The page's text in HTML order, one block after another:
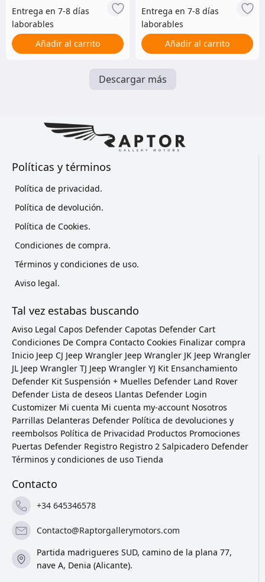
Añadir al carrito Añadir al carrito
Descargar más
Políticas y términos
Política de privacidad.
Política de devolución.
Política de Cookies.
Condiciones de compra.
Términos y condiciones de uso.
Aviso legal.
Tal vez estabas buscando
Aviso Legal Capos Defender Capotas Defender Cart
Condiciones De Compra Contacto Cookies Finalizar compra
Inicio Jeep CJ Jeep Wrangler Jeep Wrangler JK Jeep Wrangler
JL Jeep Wrangler TJ Jeep Wrangler YJ Kit Ensanchamiento
Defender Kit Suspensión + Muelles Defender Land Rover
Defender Lista de deseos Llantas Defender Login
Customizer Mi cuenta Mi cuenta my-account Nosotros
Parrillas Delanteras Defender Política de devoluciones y
reembolsos Política de Privacidad Productos Promociones
Puertas Defender Registro Registro 2 Salpicadero Defender
Términos y condiciones de uso Tienda
Contacto
+34 645346578
Contacto@Raptorgallerymotors.com
Partida madrigueres SUD, camino de la plana 77,
nave A, Denia (Alicante).